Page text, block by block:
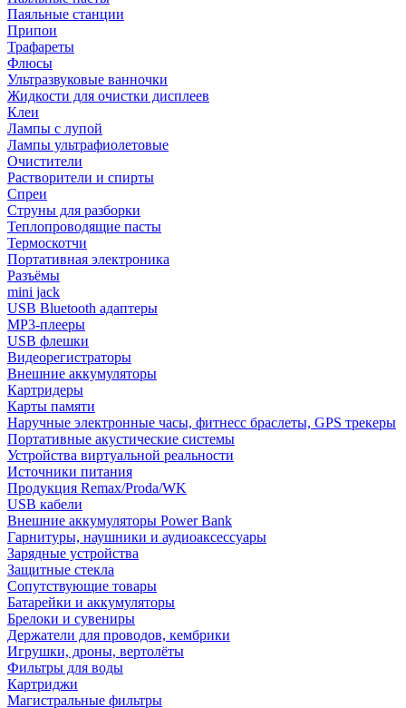
Паяльные станции
Припои
Трафареты
Флюсы
Ультразвуковые ванночки
Жидкости для очистки дисплеев
Клеи
Лампы с лупой
Лампы ультрафиолетовые
Очистители
Растворители и спирты
Спреи
Струны для разборки
Теплопроводящие пасты
Термоскотчи
Портативная электроника
Разъёмы
mini jack
USB Bluetooth адаптеры
MP3-плееры
USB флешки
Видеорегистраторы
Внешние аккумуляторы
Картридеры
Карты памяти
Наручные электронные часы, фитнесс браслеты, GPS трекеры
Портативные акустические системы
Устройства виртуальной реальности
Источники питания
Продукция Remax/Proda/WK
USB кабели
Внешние аккумуляторы Power Bank
Гарнитуры, наушники и аудиоаксессуары
Зарядные устройства
Защитные стекла
Сопутствующие товары
Батарейки и аккумуляторы
Брелоки и сувениры
Держатели для проводов, кембрики
Игрушки, дроны, вертолёты
Фильтры для воды
Картриджи
Магистральные фильтры